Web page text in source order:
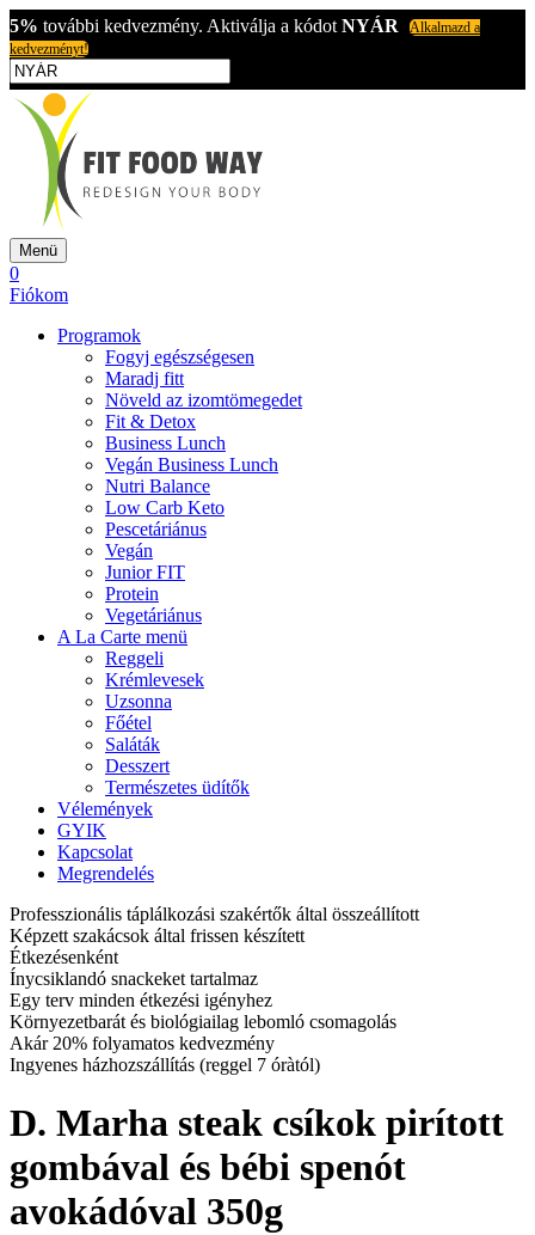
5% további kedvezmény. Aktiválja a kódot NYÁR
Alkalmazd a
kedvezményt!
Menü
0
Fiókom
Programok
Fogyj egészségesen
Maradj fitt
Növeld az izomtömegedet
Fit & Detox
Business Lunch
Vegán Business Lunch
Nutri Balance
Low Carb Keto
Pescetáriánus
Vegán
Junior FIT
Protein
Vegetáriánus
A La Carte menü
Reggeli
Krémlevesek
Uzsonna
Főétel
Saláták
Desszert
Természetes üdítők
Vélemények
GYIK
Kapcsolat
Megrendelés
Professzionális táplálkozási szakértők által összeállított
Képzett szakácsok által frissen készített
Étkezésenként
Ínycsiklandó snackeket tartalmaz
Egy terv minden étkezési igényhez
Környezetbarát és biológiailag lebomló csomagolás
Akár 20% folyamatos kedvezmény
Ingyenes házhozszállítás (reggel 7 óràtól)
D. Marha steak csíkok pirított
gombával és bébi spenót
avokádóval 350g